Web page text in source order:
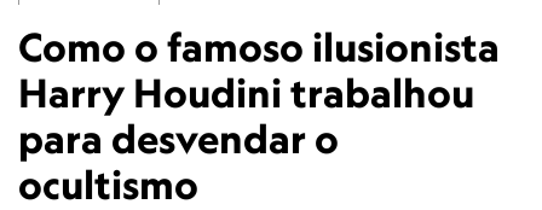
Como o famoso ilusionista
Harry Houdini trabalhou
para desvendar o
ocultismo